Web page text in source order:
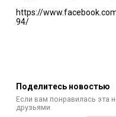
https://
94/
Поделитесь новостью
Если вам понравилась эта
друзьями